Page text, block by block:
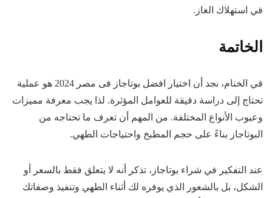
في استهلاك الغاز.
الخاتمة
في الختام، نجد أن اختيار افضل بوتاجاز فى مصر 2024 هو عملية
تحتاج إلى دراسة دقيقة للعوامل المؤثرة. لذا يجب معرفة مميزات
وعيوب الأنواع المختلفة. من المهم أن تعرف ما تحتاجه من
البوتاجاز بناءً على حجم المطبخ واحتياجات الطهي.
عند التفكير في شراء بوتاجاز، تذكر أنه لا يتعلق فقط بالسعر أو
الشكل، بل بالشعور الذي يوفره لك أثناء الطهي وتنفيذ وصفاتك